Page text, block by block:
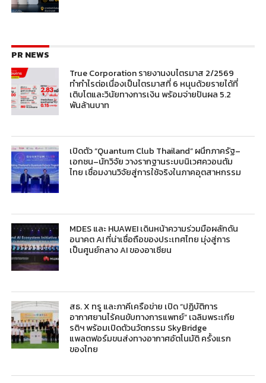
PR NEWS
True Corporation รายงานงบไตรมาส 2/2569
ทำกำไรต่อเนื่องเป็นไตรมาสที่ 6 หนุนด้วยรายได้ที่
เติบโตและวินัยทางการเงิน พร้อมจ่ายปันผล 5.2
พันล้านบาท
เปิดตัว “Quantum Club Thailand” ผนึกภาครัฐ–
เอกชน–นักวิจัย วางรากฐานระบบนิเวศควอนตัม
ไทย เชื่อมงานวิจัยสู่การใช้จริงในภาคอุตสาหกรรม
MDES และ HUAWEI เดินหน้าความร่วมมือผลักดัน
อนาคต AI ที่น่าเชื่อถือของประเทศไทย มุ่งสู่การ
เป็นศูนย์กลาง AI ของอาเซียน
สธ. X ทรู และภาคีเครือข่าย เปิด “ปฏิบัติการ
อากาศยานไร้คนขับทางการแพทย์” เฉลิมพระเกีย
รติฯ พร้อมเปิดตัวนวัตกรรม SkyBridge
แพลตฟอร์มขนส่งทางอากาศอัตโนมัติ ครั้งแรก
ของไทย